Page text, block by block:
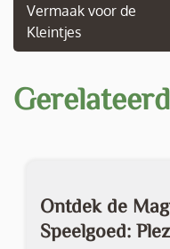
Vermaak voor de
Kleintjes
Ontdek de
Speelgoed: